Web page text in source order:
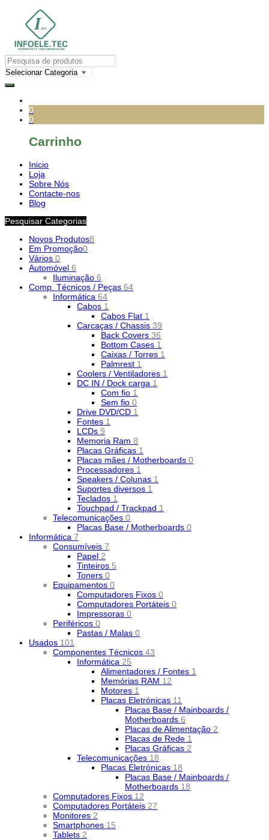
0
0
Carrinho
Inicio
Loja
Sobre Nós
Contacte-nos
Blog
Pesquisar Categorias
Novos Produtos8
Em Promoção0
Vários 0
Automóvel 6
Iluminação 6
Comp. Técnicos / Peças 64
Informática 64
Cabos 1
Cabos Flat 1
Carcaças / Chassis 39
Back Covers 36
Bottom Cases 1
Caixas / Torres 1
Palmrest 1
Coolers / Ventiladores 1
DC IN / Dock carga 1
Com fio 1
Sem fio 0
Drive DVD/CD 1
Fontes 1
LCDs 9
Memoria Ram 8
Placas Gráficas 1
Placas mães / Motherboards 0
Processadores 1
Speakers / Colunas 1
Suportes diversos 1
Teclados 1
Touchpad / Trackpad 1
Telecomunicações 0
Placas Base / Motherboards 0
Informática 7
Consumíveis 7
Papel 2
Tinteiros 5
Toners 0
Equipamentos 0
Computadores Fixos 0
Computadores Portáteis 0
Impressoras 0
Periféricos 0
Pastas / Malas 0
Usados 101
Componentes Técnicos 43
Informática 25
Alimentadores / Fontes 1
Memórias RAM 12
Motores 1
Placas Eletrónicas 11
Placas Base / Mainboards /
Motherboards 6
Placas de Alimentação 2
Placas de Rede 1
Placas Gráficas 2
Telecomunicações 18
Placas Eletrónicas 18
Placas Base / Mainboards /
Motherboards 18
Computadores Fixos 12
Computadores Portáteis 27
Monitores 2
Smartphones 15
Tablets 2